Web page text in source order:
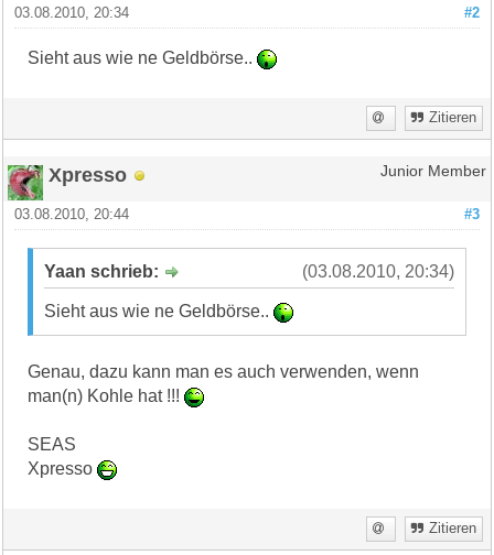
#2
03.08.2010, 20:34
Sieht aus wie ne Geldbörse..
Zitieren
Xpresso Junior Member
#3
03.08.2010, 20:44
(03.08.2010, 20:34)
Yaan schrieb:
Sieht aus wie ne Geldbörse..
Genau, dazu kann man es auch verwenden, wenn
man(n) Kohle hat !!!
SEAS
Xpresso
Zitieren